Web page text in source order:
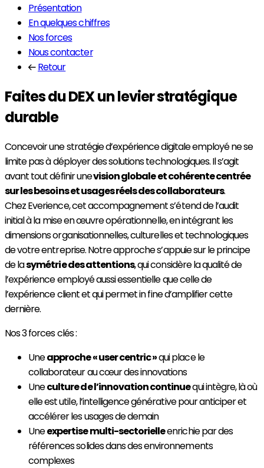
Présentation
En quelques chiffres
Nos forces
Nous contacter
Retour
Faites du DEX un levier stratégique
durable
Concevoir une stratégie d’expérience digitale employé ne se
limite pas à déployer des solutions technologiques. Il s’agit
avant tout définir unevision globale et cohérente centrée
sur les besoins et usages réels des collaborateurs.
Chez Everience, cet accompagnement s’étend de l’audit
initial à la mise en œuvre opérationnelle, en intégrant les
dimensions organisationnelles, culturelles et technologiques
de votre entreprise. Notre approche s’appuie sur le principe
de lasymétrie des attentions, qui considère la qualité de
l’expérience employé aussi essentielle que celle de
l’expérience client et qui permet in fine d’amplifier cette
dernière.
Nos 3 forces clés :
Uneapproche « user centric »qui place le
collaborateur au cœur des innovations
Uneculture de l’innovation continuequi intègre, là où
elle est utile, l’intelligence générative pour anticiper et
accélérer les usages de demain
Uneexpertise multi-sectorielleenrichie par des
références solides dans des environnements
complexes